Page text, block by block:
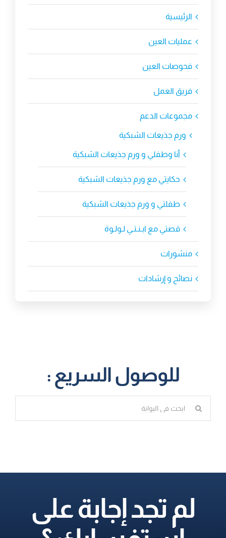
الرئيسية
عمليات العين
فحوصات العين
فريق العمل
مجموعات الدعم
ورم جذيعات الشبكية
أنا وطفلي و ورم جذيعات الشبكية
حكايتي مع ورم جذيعات الشبكية
طفلتي و ورم جذيعات الشبكية
قصتي مع ابـنـتـي لـولـوة
منشورات
نصائح و إرشادات
للوصول السريع :
لم تجد إجابة على